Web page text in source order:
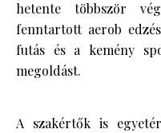
hetente többször
fenntartott aerob
futás és a kemény
megoldást.
A szakértők is